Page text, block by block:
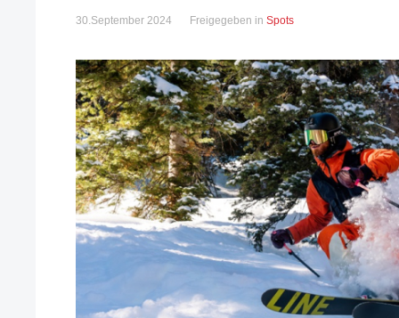
30.September 2024 Freigegeben in Spots